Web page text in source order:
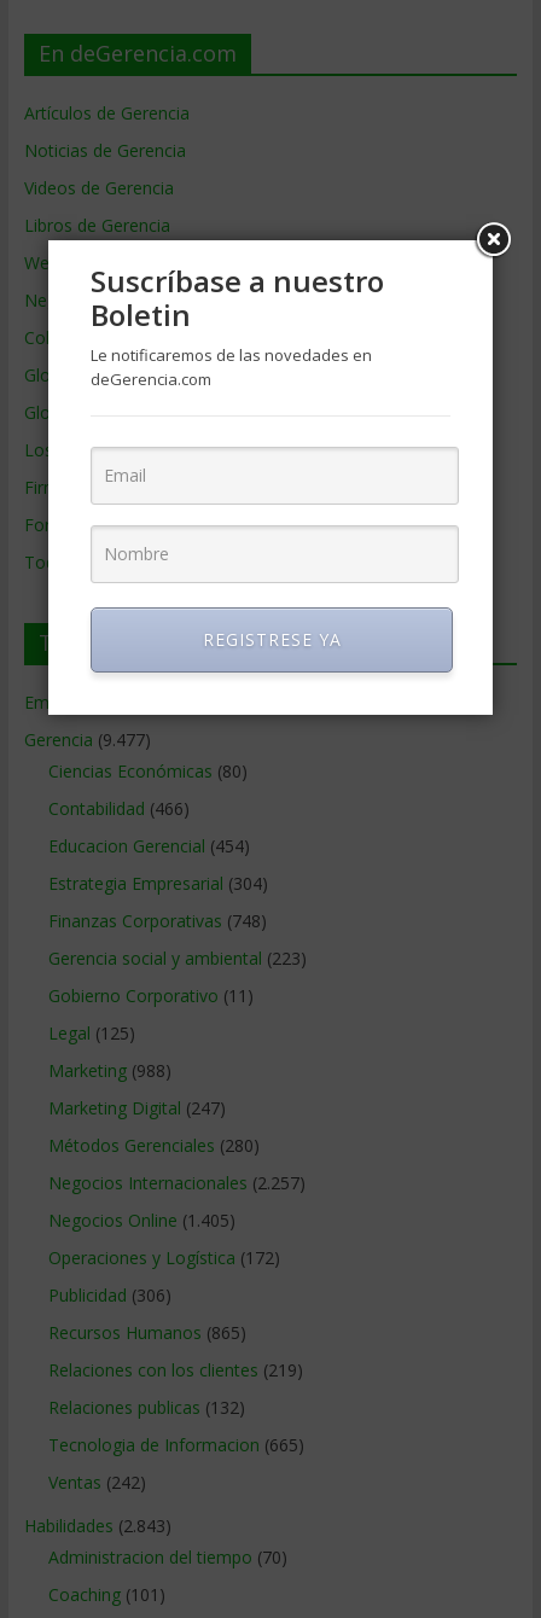
En deGerencia.com
Artículos de Gerencia
Noticias de Gerencia
Videos de Gerencia
Libros de Gerencia
Webs de Gerencia
Negocios por País
Colaboradores de Gerencia
Glosario
Glosario Inglés – Español
Los mejores MBA
Firmas de Gerencia
Formación de Gerencia
Todos los Temas
Temas de Gerencia
Empresas de Gerencia
Gerencia (9.477)
Ciencias Económicas (80)
Contabilidad (466)
Educacion Gerencial (454)
Estrategia Empresarial (304)
Finanzas Corporativas (748)
Gerencia social y ambiental (223)
Gobierno Corporativo (11)
Legal (125)
Marketing(988)
Marketing Digital (247)
Métodos Gerenciales (280)
Negocios Internacionales (2.257)
Negocios Online (1.405)
Operaciones y Logística (172)
Publicidad (306)
Recursos Humanos (865)
Relaciones con los clientes (219)
Relaciones publicas (132)
Tecnologia de Informacion (665)
Ventas (242)
Habilidades (2.843)
Administracion del tiempo (70)
Coaching(101)
Suscríbase a nuestro
Boletin
Le notificaremos de las novedades en
deGerencia.com
REGISTRESE YA